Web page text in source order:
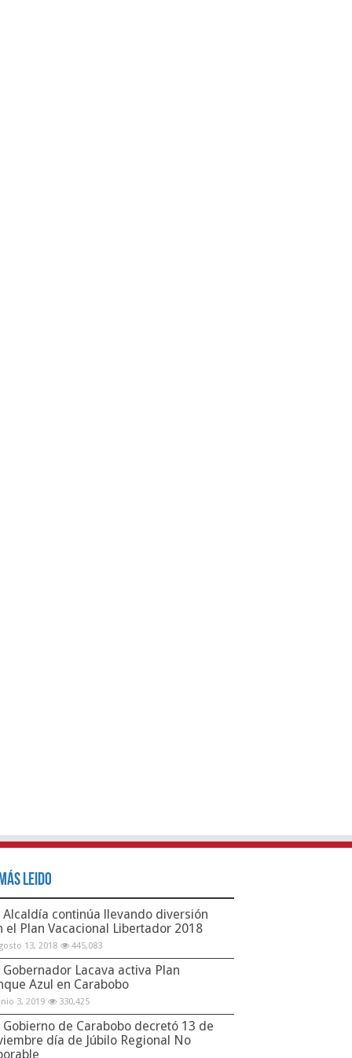
Leido
Alcaldía continúa llevando diversión
el Plan Vacacional Libertador 2018
13, 2018 445,083
Gobernador Lacava activa Plan
Azul en Carabobo
3, 2019 330,425
Gobierno de Carabobo decretó 13 de
día de Júbilo Regional No